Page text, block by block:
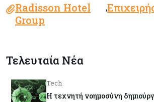
Radisson Hotel
Group
,
Τελευταία Νέα
Tech
Η τεχνητή νοημοσύνη